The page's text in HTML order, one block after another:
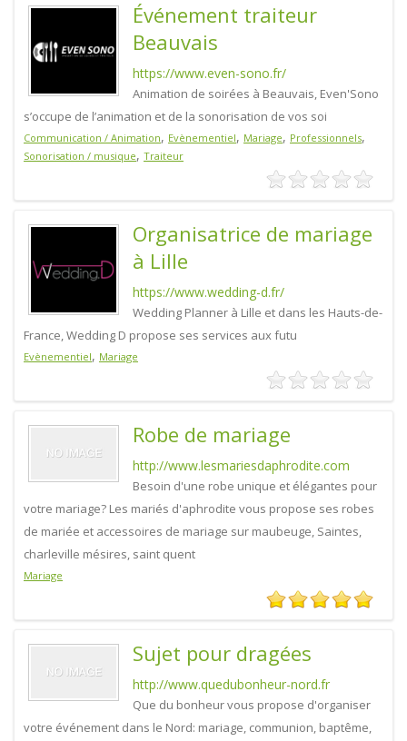
Événement traiteur
Beauvais
https://www.even-sono.fr/
Animation de soirées à Beauvais, Even'Sono
s’occupe de l’animation et de la sonorisation de vos soi
Communication / Animation, Evènementiel, Mariage, Professionnels,
Sonorisation / musique, Traiteur
Organisatrice de mariage
à Lille
https://www.wedding-d.fr/
Wedding Planner à Lille et dans les Hauts-de-
France, Wedding D propose ses services aux futu
Evènementiel, Mariage
Robe de mariage
http://www.lesmariesdaphrodite.com
Besoin d'une robe unique et élégantes pour
votre mariage? Les mariés d'aphrodite vous propose ses robes
de mariée et accessoires de mariage sur maubeuge, Saintes,
charleville mésires, saint quent
Mariage
Sujet pour dragées
http://www.quedubonheur-nord.fr
Que du bonheur vous propose d'organiser
votre événement dans le Nord: mariage, communion, baptême,